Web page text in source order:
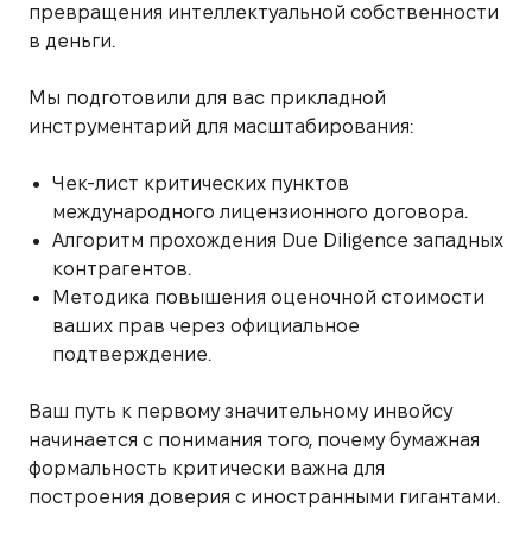
превращения интеллектуальной собственности
в деньги.
Мы подготовили для вас прикладной
инструментарий для масштабирования:
Чек-лист критических пунктов
международного лицензионного договора.
Алгоритм прохождения Due Diligence западных
контрагентов.
Методика повышения оценочной стоимости
ваших прав через официальное
подтверждение.
Ваш путь к первому значительному инвойсу
начинается с понимания того, почему бумажная
формальность критически важна для
построения доверия с иностранными гигантами.